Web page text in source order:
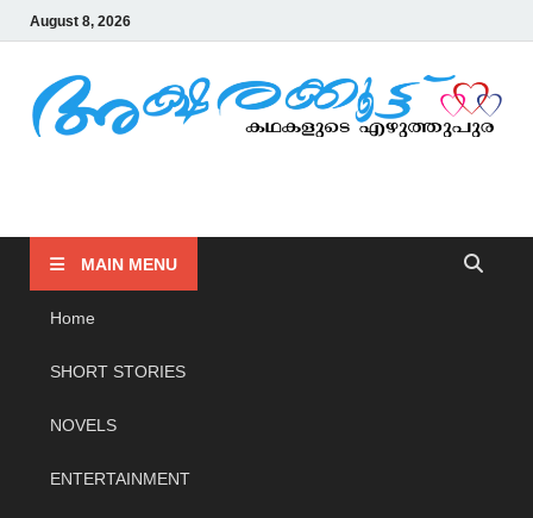
August 8, 2026
MAIN MENU
Home
SHORT STORIES
NOVELS
ENTERTAINMENT